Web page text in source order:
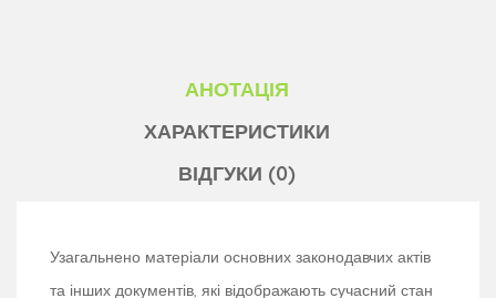
АНОТАЦІЯ
ХАРАКТЕРИСТИКИ
ВІДГУКИ (0)
Узагальнено матеріали основних законодавчих актів
та інших документів, які відображають сучасний стан